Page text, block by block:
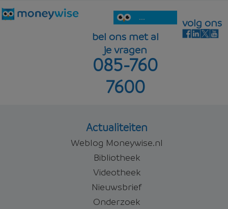
...
bel ons met al
je vragen
085-760
7600
volg ons
Actualiteiten
Weblog Moneywise.nl
Bibliotheek
Videotheek
Nieuwsbrief
Onderzoek